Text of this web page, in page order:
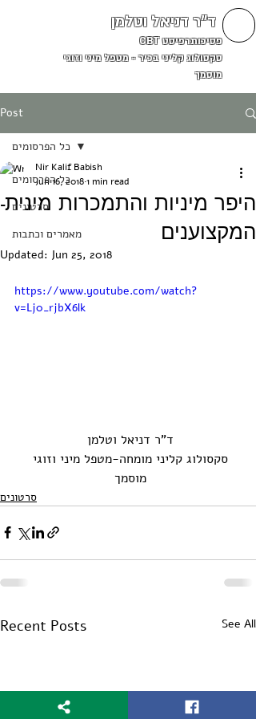
ד"ר דניאל וטלמן
פסיכותרפיסט CBT
סקסולוג קליני בכיר - מטפל מיני וזוגי
מוסמך
Post
כל הפרסומים
סרטונים
מאמרים וכתבות
כל הפרסומים
היפר מיניות והתמכרות מינית-
המקצוענים
Nir Kalif Babish
Jun 16, 20181 min read
Updated: Jun 25, 2018
https://www.youtube.com/watch?
v=Lj0_rjbX6lk
ד"ר דניאל וטלמן
סקסולוג קליני מומחה-מטפל מיני וזוגי
מוסמך
סרטונים
Recent Posts See All